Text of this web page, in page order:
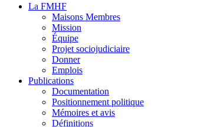
La FMHF
Maisons Membres
Mission
Équipe
Projet sociojudiciaire
Donner
Emplois
Publications
Documentation
Positionnement politique
Mémoires et avis
Définitions